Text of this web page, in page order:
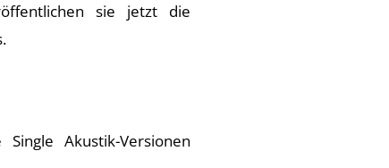
sie jetzt die
Akustik-Versionen